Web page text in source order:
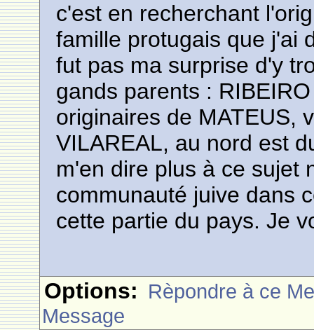
c'est en recherchant
famille protugais que j'ai
fut pas ma surprise d'y
gands parents :
originaires de MATEUS,
VILAREAL, au nord est
m'en dire plus à ce sujet
communauté juive dans
cette partie du pays. Je
Options: Rèpondre à ce
Message